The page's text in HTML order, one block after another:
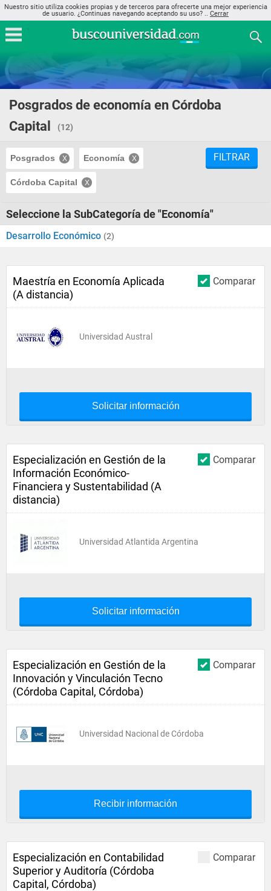
Nuestro sitio utiliza cookies propias y de terceros para ofrecerte una mejor experiencia
de usuario. ¿Continuas navegando aceptando su uso? .. Cerrar
Posgrados de economía en Córdoba
Capital
(12)
Posgrados Economía
Córdoba Capital
FILTRAR
Seleccione la SubCategoría de "Economía"
Desarrollo Económico (2)
Comparar
Maestría en Economía Aplicada
(A distancia)
Universidad Austral
Solicitar información
Comparar
Especialización en Gestión de la
Información Económico-
Financiera y Sustentabilidad (A
distancia)
Universidad Atlantida Argentina
Solicitar información
Comparar
Especialización en Gestión de la
Innovación y Vinculación Tecno
(Córdoba Capital, Córdoba)
Universidad Nacional de Córdoba
Recibir información
Comparar
Especialización en Contabilidad
Superior y Auditoría (Córdoba
Capital, Córdoba)